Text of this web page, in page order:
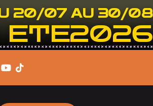
20/07 AU 30/08
ETE2026